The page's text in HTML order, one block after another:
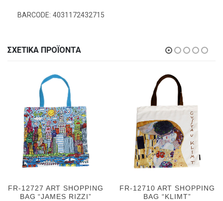
BARCODE: 4031172432715
ΣΧΕΤΙΚΆ ΠΡΟΪΌΝΤΑ
FR-12727 ART SHOPPING
BAG “JAMES RIZZI”
FR-12710 ART SHOPPING
BAG “KLIMT”